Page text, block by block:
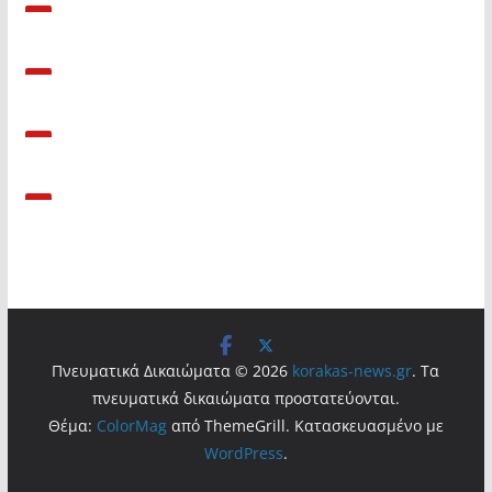
Πνευματικά Δικαιώματα © 2026 korakas-news.gr. Τα
πνευματικά δικαιώματα προστατεύονται.
Θέμα: ColorMagαπό ThemeGrill. Κατασκευασμένο με
WordPress.